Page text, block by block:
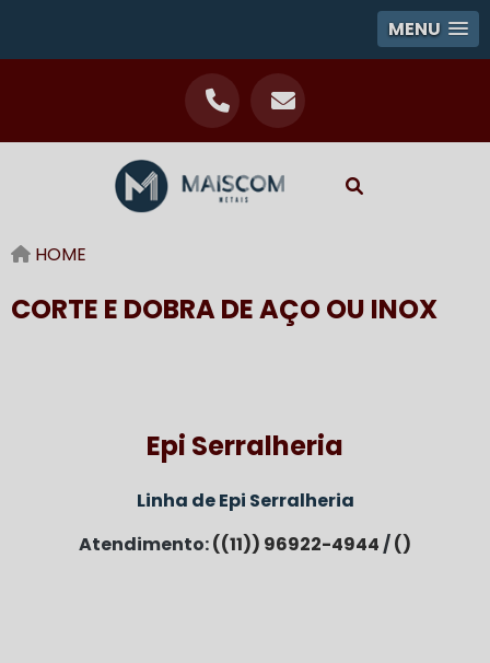
MENU
HOME
CORTE E DOBRA DE AÇO OU INOX
Epi Serralheria
Linha de Epi Serralheria
Atendimento:((11)) 96922-4944/()